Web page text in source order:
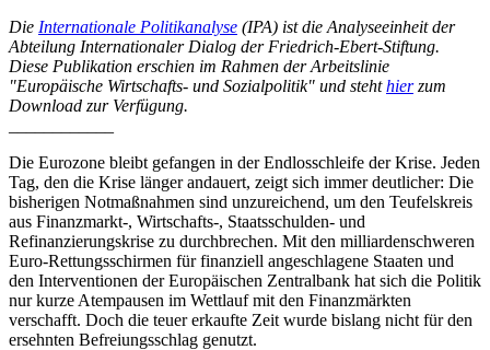
Die Internationale Politikanalyse (IPA) ist die Analyseeinheit der
Abteilung Internationaler Dialog der Friedrich-Ebert-Stiftung.
Diese Publikation erschien im Rahmen der Arbeitslinie
"Europäische Wirtschafts- und Sozialpolitik" und stehthierzum
Download zur Verfügung.
Die Eurozone bleibt gefangen in der Endlosschleife der Krise. Jeden
Tag, den die Krise länger andauert, zeigt sich immer deutlicher: Die
bisherigen Notmaßnahmen sind unzureichend, um den Teufelskreis
aus Finanzmarkt-, Wirtschafts-, Staatsschulden- und
Refinanzierungskrise zu durchbrechen. Mit den milliardenschweren
Euro-Rettungsschirmen für finanziell angeschlagene Staaten und
den Interventionen der Europäischen Zentralbank hat sich die Politik
nur kurze Atempausen im Wettlauf mit den Finanzmärkten
verschafft. Doch die teuer erkaufte Zeit wurde bislang nicht für den
ersehnten Befreiungsschlag genutzt.